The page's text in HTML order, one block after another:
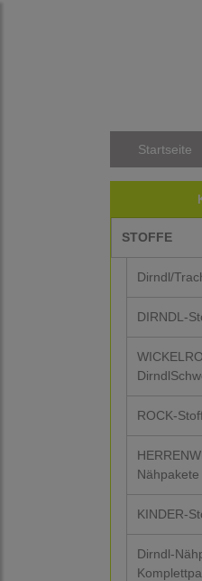
Startseite
STOFFE
Dirndl/
DIRNDL-
ROCK-
KINDER-
Dirndl-